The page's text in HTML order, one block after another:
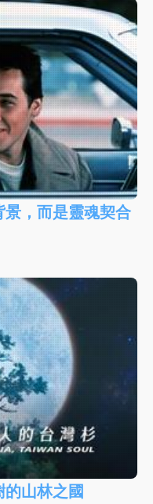
景，而是靈魂契合
的山林之國